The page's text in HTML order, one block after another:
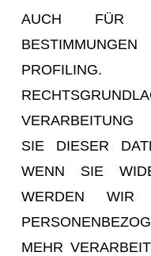
AUCH FÜR
VERARBEITUNG
SIE DIESER
WENN SIE
WERDEN WIR
MEHR